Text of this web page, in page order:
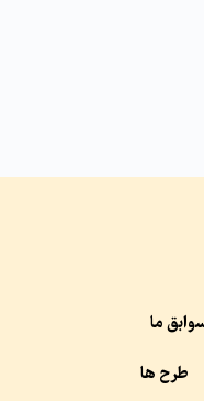
ما
طرح ها